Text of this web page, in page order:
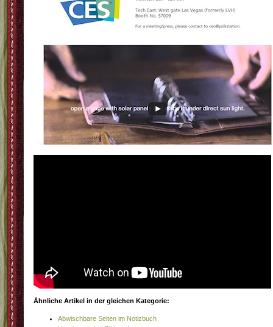
Ähnliche Artikel in der gleichen Kategorie:
Abwischbare Seiten im Notizbuch